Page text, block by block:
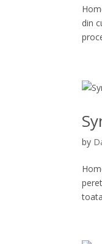
din
by